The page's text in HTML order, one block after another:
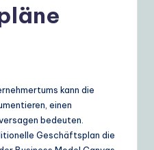
kann die
einen
bedeuten.
Geschäftsplan die